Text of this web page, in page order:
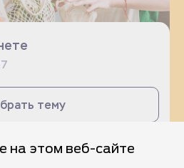
тему
на этом веб-сайте